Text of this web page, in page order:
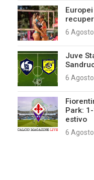
6
Juve
6
Park:
estivo
6